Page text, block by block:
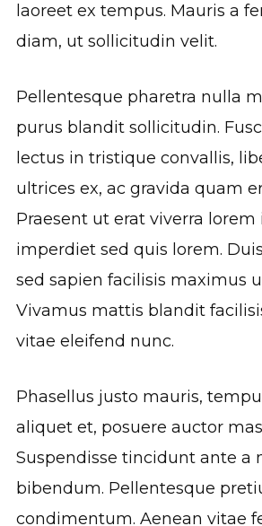
laoreet ex tempus. Mauris a
diam, ut sollicitudin velit.
Pellentesque pharetra nulla
purus blandit sollicitudin.
lectus in tristique convallis,
ultrices ex, ac gravida quam
Praesent ut erat viverra lorem
imperdiet sed quis lorem.
sed sapien facilisis maximus
Vivamus mattis blandit
vitae eleifend nunc.
Phasellus justo mauris,
aliquet et, posuere auctor
Suspendisse tincidunt ante a
bibendum. Pellentesque
condimentum. Aenean vitae